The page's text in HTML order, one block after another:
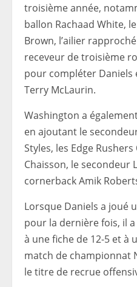
troisième année,
ballon Rachaad White,
Brown, l’ailier
receveur de troisième
pour compléter Daniels
Terry McLaurin.
Washington a
en ajoutant le
Styles, les Edge Rushers
Chaisson, le secondeur
cornerback Amik
Lorsque Daniels a joué
pour la dernière fois, il
à une fiche de 12-5 et à
match de championnat
le titre de recrue